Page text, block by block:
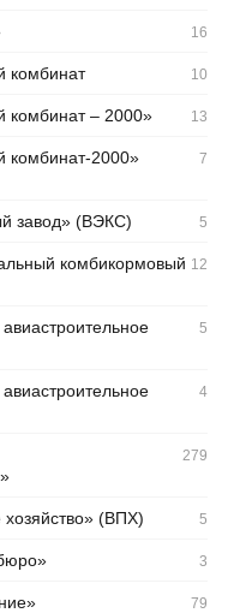
16
комбинат 10
комбинат – 2000» 13
комбинат-2000»
7
завод» (ВЭКС) 5
комбикормовый 12
5
4
279
(ВПХ) 5
3
79